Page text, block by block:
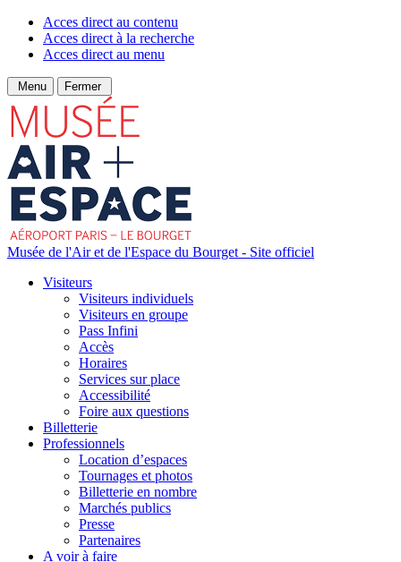
Acces direct au contenu
Acces direct à la recherche
Acces direct au menu
Menu Fermer
Musée de l'Air et de l'Espace du Bourget - Site officiel
Visiteurs
Visiteurs individuels
Visiteurs en groupe
Pass Infini
Accès
Horaires
Services sur place
Accessibilité
Foire aux questions
Billetterie
Professionnels
Location d’espaces
Tournages et photos
Billetterie en nombre
Marchés publics
Presse
Partenaires
A voir à faire